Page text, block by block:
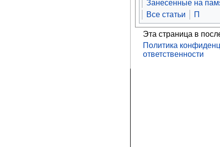
Занесенные на
Все статьи
П
Эта страница в
Политика
ответственности